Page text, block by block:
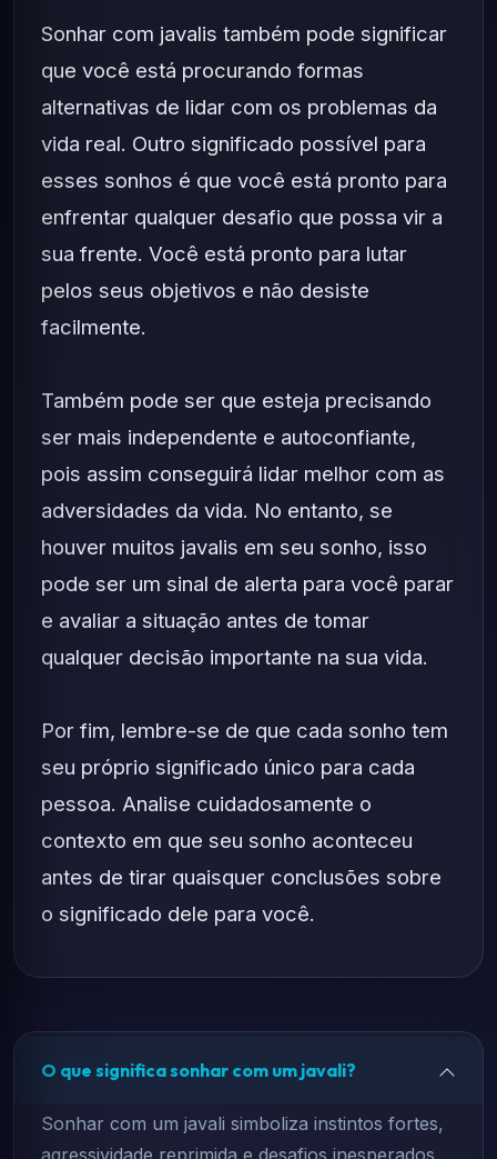
Sonhar com javalis também pode significar
que você está procurando formas
alternativas de lidar com os problemas da
vida real. Outro significado possível para
esses sonhos é que você está pronto para
enfrentar qualquer desafio que possa vir a
sua frente. Você está pronto para lutar
pelos seus objetivos e não desiste
facilmente.
Também pode ser que esteja precisando
ser mais independente e autoconfiante,
pois assim conseguirá lidar melhor com as
adversidades da vida. No entanto, se
houver muitos javalis em seu sonho, isso
pode ser um sinal de alerta para você parar
e avaliar a situação antes de tomar
qualquer decisão importante na sua vida.
Por fim, lembre-se de que cada sonho tem
seu próprio significado único para cada
pessoa. Analise cuidadosamente o
contexto em que seu sonho aconteceu
antes de tirar quaisquer conclusões sobre
o significado dele para você.
O que significa sonhar com um javali?
Sonhar com um javali simboliza instintos fortes,
agressividade reprimida e desafios inesperados.